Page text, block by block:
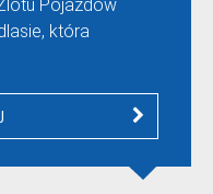
Pojazdów
która